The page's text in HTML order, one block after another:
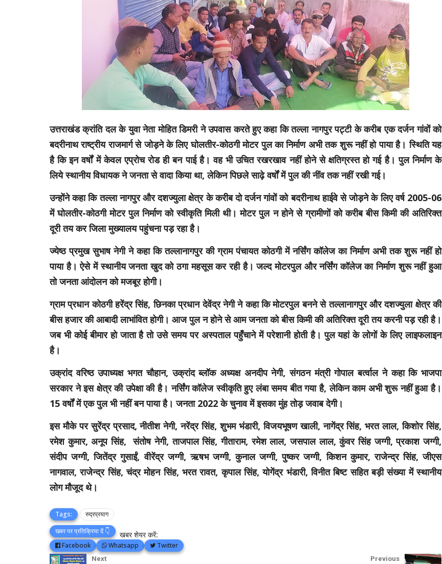
उत्तराखंड क्रांति दल के युवा नेता मोहित डिमरी ने उपवास करते हुए कहा कि तल्ला नागपुर पट्टी के करीब एक दर्जन गांवाें को
बदरीनाथ राष्ट्रीय राजमार्ग से जोड़ने के लिए घोलतीर-कोठगी मोटर पुल का निर्माण अभी तक शुरू नहीं हो पाया है। स्थिति यह
है कि इन वर्षों में केवल एप्रोच रोड ही बन पाई है। वह भी उचित रखरखाव नहीं होने से क्षतिग्रस्त हो गई है। पुल निर्माण के
लिये स्थानीय विधायक ने जनता से वादा किया था, लेकिन पिछले साढ़े वर्षों में पुल की नींव तक नहीं रखी गई।
उन्होंने कहा कि तल्ला नागपुर और दशज्युला क्षेत्र के करीब दो दर्जन गांवाें को बदरीनाथ हाईवे से जोड़ने के लिए वर्ष 2005-06
में घोलतीर-कोठगी मोटर पुल निर्माण को स्वीकृति मिली थी। मोटर पुल न होने से ग्रामीणाें को करीब बीस किमी की अतिरिक्त
दूरी तय कर जिला मुख्यालय पहुंचना पड़ रहा है।
ज्येष्ठ प्रमुख सुभाष नेगी ने कहा कि तल्लानागपुर की ग्राम पंचायत कोठगी में नर्सिंग कॉलेज का निर्माण अभी तक शुरू नहीं हो
पाया है। ऐसे में स्थानीय जनता खुद को ठगा महसूस कर रही है। जल्द मोटरपुल और नर्सिंग कॉलेज का निर्माण शुरू नहीं हुआ
तो जनता आंदोलन को मजबूर होगी।
ग्राम प्रधान कोठगी हरेंद्र सिंह, छिनका प्रधान देवेंद्र नेगी ने कहा कि मोटरपुल बनने से तल्लानागपुर और दशज्युला क्षेत्र की
बीस हजार की आबादी लाभांवित होगी। आज पुल न होने से आम जनता को बीस किमी की अतिरिक्त दूरी तय करनी पड़ रही है।
जब भी कोई बीमार हो जाता है तो उसे समय पर अस्पताल पहुँचाने में परेशानी होती है। पुल यहां के लोगों के लिए लाइफलाइन
है।
उक्रांद वरिष्ठ उपाध्यक्ष भगत चौहान, उक्रांद ब्लॉक अध्यक्ष अनदीप नेगी, संगठन मंत्री गोपाल बर्त्वाल ने कहा कि भाजपा
सरकार ने इस क्षेत्र की उपेक्षा की है। नर्सिंग कॉलेज स्वीकृति हुए लंबा समय बीत गया है, लेकिन काम अभी शुरू नहीं हुआ है।
15 वर्षों में एक पुल भी नहीं बन पाया है। जनता 2022 के चुनाव में इसका मुंह तोड़ जवाब देगी।
इस मौके पर सुरेंद्र प्रसाद, नीतीश नेगी, नरेंद्र सिंह, शुभम भंडारी, विजयभूषण खाली, नागेंद्र सिंह, भरत लाल, किशोर सिंह,
रमेश कुमार, अनूप सिंह, संतोष नेगी, ताजपाल सिंह, गीताराम, रमेश लाल, जसपाल लाल, कुंवर सिंह जग्गी, प्रकाश जग्गी,
संदीप जग्गी, जितेंद्र गुसाईं, वीरेंद्र जग्गी, ऋषभ जग्गी, कुनाल जग्गी, पुष्कर जग्गी, किशन कुमार, राजेन्द्र सिंह, जीएस
नागवाल, राजेन्द्र सिंह, चंद्र मोहन सिंह, भरत रावत, कृपाल सिंह, योगेंद्र भंडारी, विनीत बिष्ट सहित बड़ी संख्या में स्थानीय
लोग मौजूद थे।
Tags:
रुद्रप्रयाग
खबर पर प्रतिक्रिया दें 👇
खबर शेयर करें:
Facebook Whatsapp Twitter
Next Previous